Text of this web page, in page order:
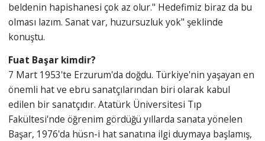
beldenin hapishanesi çok az olur." Hedefimiz biraz da bu
olması lazım. Sanat var, huzursuzluk yok" şeklinde
konuştu.
Fuat Başar kimdir?
7 Mart 1953'te Erzurum'da doğdu. Türkiye'nin yaşayan en
önemli hat ve ebru sanatçılarından biri olarak kabul
edilen bir sanatçıdır. Atatürk Üniversitesi Tıp
Fakültesi'nde öğrenim gördüğü yıllarda sanata yönelen
Başar, 1976'da hüsn-i hat sanatına ilgi duymaya başlamış,